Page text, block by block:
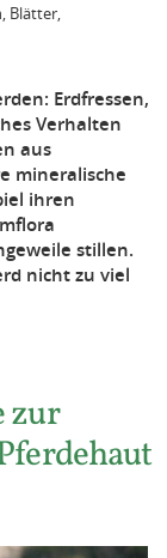
Blätter,
Erdfressen,
Verhalten
aus
mineralische
ihren
stillen.
nicht zu viel
zur